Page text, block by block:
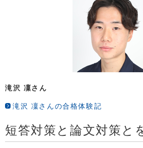
滝沢 凜さん
滝沢 凜さんの合格体験記